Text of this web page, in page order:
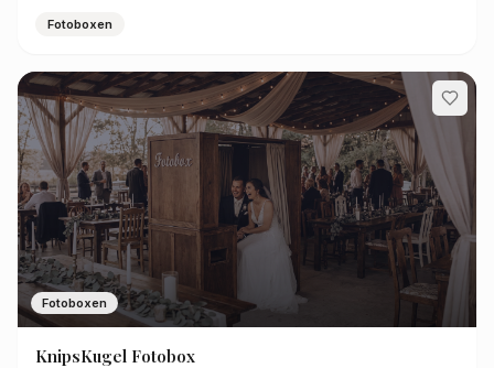
Fotoboxen
Fotoboxen
KnipsKugel Fotobox